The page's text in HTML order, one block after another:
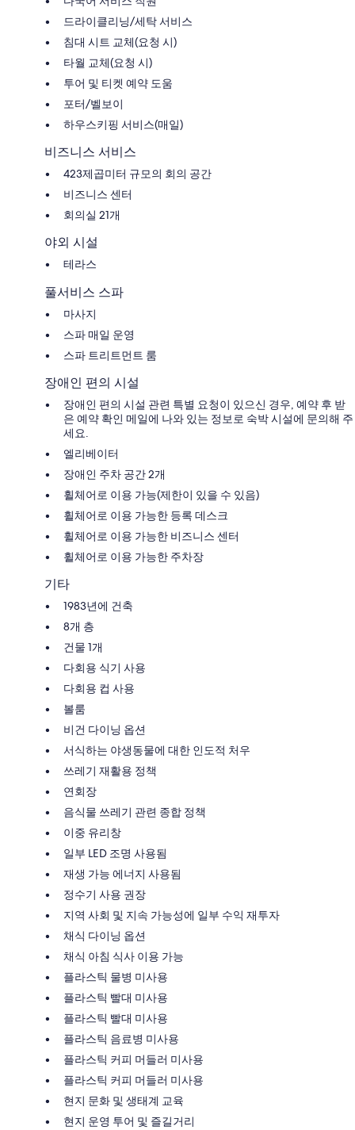
드라이클리닝/세탁 서비스
침대 시트 교체(요청 시)
타월 교체(요청 시)
투어 및 티켓 예약 도움
포터/벨보이
하우스키핑 서비스(매일)
비즈니스 서비스
423제곱미터 규모의 회의 공간
비즈니스 센터
회의실 21개
야외 시설
테라스
풀서비스 스파
마사지
스파 매일 운영
스파 트리트먼트 룸
장애인 편의 시설
장애인 편의 시설 관련 특별 요청이 있으신 경우, 예약 후 받
은 예약 확인 메일에 나와 있는 정보로 숙박 시설에 문의해 주
세요.
엘리베이터
장애인 주차 공간 2개
휠체어로 이용 가능(제한이 있을 수 있음)
휠체어로 이용 가능한 등록 데스크
휠체어로 이용 가능한 비즈니스 센터
휠체어로 이용 가능한 주차장
기타
1983년에 건축
8개 층
건물 1개
다회용 식기 사용
다회용 컵 사용
볼룸
비건 다이닝 옵션
서식하는 야생동물에 대한 인도적 처우
쓰레기 재활용 정책
연회장
음식물 쓰레기 관련 종합 정책
이중 유리창
일부 LED 조명 사용됨
재생 가능 에너지 사용됨
정수기 사용 권장
지역 사회 및 지속 가능성에 일부 수익 재투자
채식 다이닝 옵션
채식 아침 식사 이용 가능
플라스틱 물병 미사용
플라스틱 빨대 미사용
플라스틱 빨대 미사용
플라스틱 음료병 미사용
플라스틱 커피 머들러 미사용
플라스틱 커피 머들러 미사용
현지 문화 및 생태계 교육
현지 운영 투어 및 즐길거리